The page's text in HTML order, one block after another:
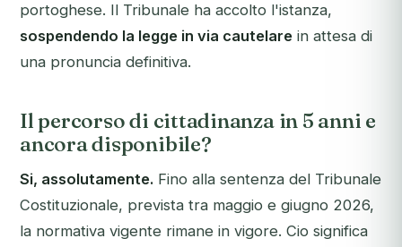
portoghese. Il Tribunale ha accolto l'istanza,
sospendendo la legge in via cautelare in attesa di
una pronuncia definitiva.
Il percorso di cittadinanza in 5 anni e
ancora disponibile?
Si, assolutamente. Fino alla sentenza del Tribunale
Costituzionale, prevista tra maggio e giugno 2026,
la normativa vigente rimane in vigore. Cio significa